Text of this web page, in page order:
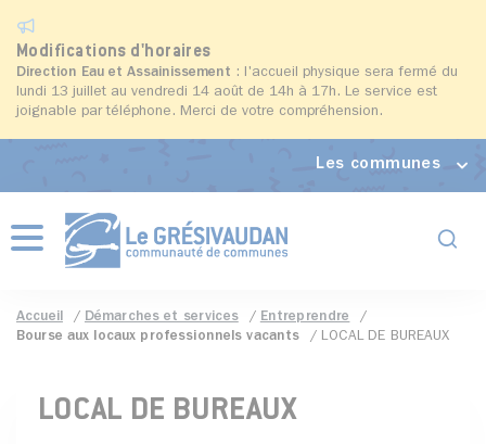
Modifications d'horaires
Direction Eau et Assainissement : l'accueil physique sera fermé du
lundi 13 juillet au vendredi 14 août de 14h à 17h. Le service est
joignable par téléphone. Merci de votre compréhension.
Les communes
Menu
Accueil Démarches et services
Entreprendre
Bourse aux locaux professionnels vacants
LOCAL DE BUREAUX
LOCAL DE BUREAUX